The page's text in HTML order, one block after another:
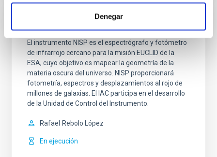
Denegar
El instrumento NISP es el espectrógrafo y fotómetro
de infrarrojo cercano para la misión EUCLID de la
ESA, cuyo objetivo es mapear la geometría de la
materia oscura del universo. NISP proporcionará
fotometría, espectros y desplazamientos al rojo de
millones de galaxias. El IAC participa en el desarrollo
de la Unidad de Control del Instrumento.
Rafael Rebolo López
En ejecución